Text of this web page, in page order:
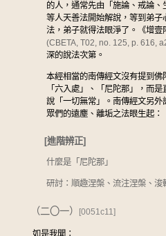
的人，通常先由「施論、戒論、
等人天善法開始解說，等到弟
法，弟子就得法眼淨了。《增
(CBETA, T02, no. 125, p. 616,
深的說法次第。
本經相當的南傳經文沒有提到佛
「六入處」、「尼陀那」，而
說「一切無常」。南傳經文另
眾們的遠塵、離垢之法眼生起：
[進階辨正]
什麼是「尼陀那」
研討：順趣涅槃、流注涅槃、浚
（二〇一） [0051c11]
如是我聞：